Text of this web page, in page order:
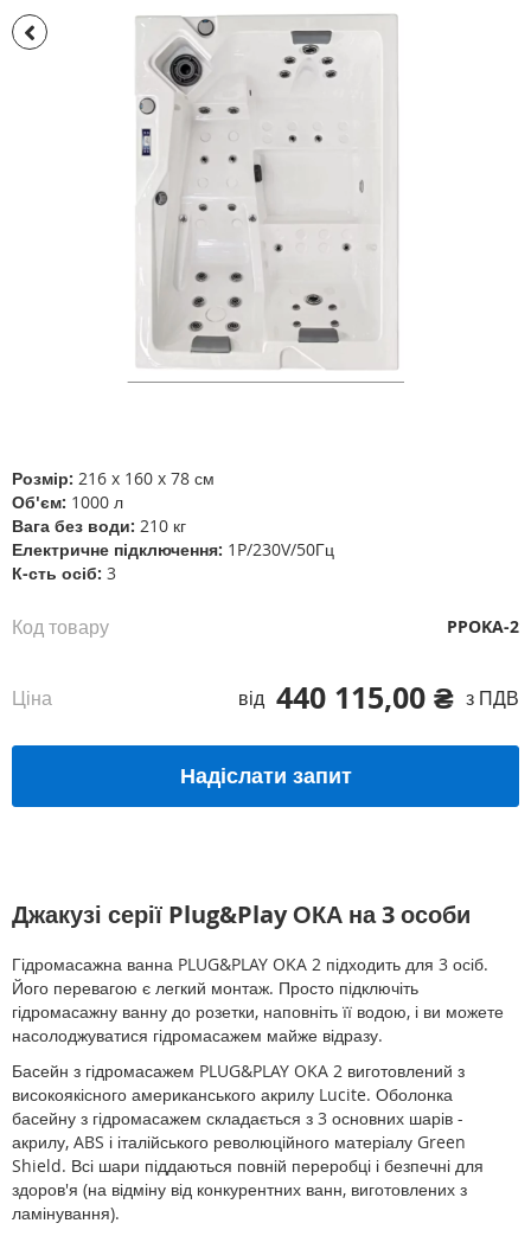
Перейти
до
зображень
Розмір: 216 x 160 x 78 см
Об'єм: 1000 л
Вага без води: 210 кг
Електричне підключення: 1P/230V/50Гц
К-сть осіб: 3
440 115,00 ₴ з ПДВ
Ціна від
Код товару PPOKA-2
Надіслати запит
Джакузі серії Plug&Play ОКА на 3 особи
Гідромасажна ванна PLUG&PLAY OKA 2 підходить для 3 осіб.
Його перевагою є легкий монтаж. Просто підключіть
гідромасажну ванну до розетки, наповніть її водою, і ви можете
насолоджуватися гідромасажем майже відразу.
Басейн з гідромасажем PLUG&PLAY OKA 2 виготовлений з
високоякісного американського акрилу Lucite. Оболонка
басейну з гідромасажем складається з 3 основних шарів -
акрилу, ABS і італійського революційного матеріалу Green
Shield. Всі шари піддаються повній переробці і безпечні для
здоров'я (на відміну від конкурентних ванн, виготовлених з
ламінування).